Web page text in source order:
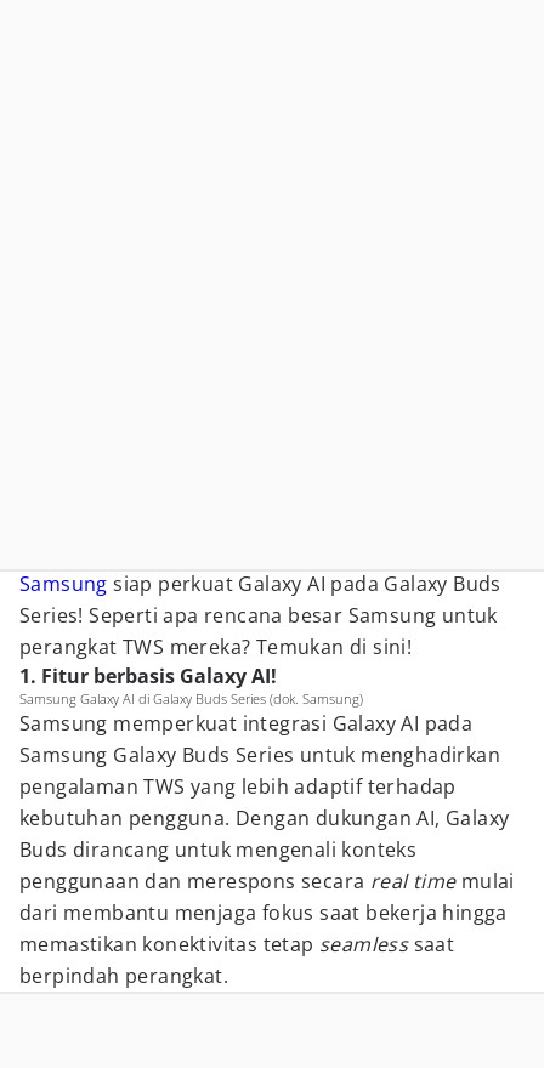
Samsung siap perkuat Galaxy AI pada Galaxy Buds
Series! Seperti apa rencana besar Samsung untuk
perangkat TWS mereka? Temukan di sini!
1. Fitur berbasis Galaxy AI!
Samsung Galaxy AI di Galaxy Buds Series (dok. Samsung)
Samsung memperkuat integrasi Galaxy AI pada
Samsung Galaxy Buds Series untuk menghadirkan
pengalaman TWS yang lebih adaptif terhadap
kebutuhan pengguna. Dengan dukungan AI, Galaxy
Buds dirancang untuk mengenali konteks
penggunaan dan merespons secara real timemulai
dari membantu menjaga fokus saat bekerja hingga
memastikan konektivitas tetap seamlesssaat
berpindah perangkat.